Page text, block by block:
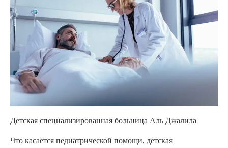
Детская специализированная больница Аль Джалила
Что касается педиатрической помощи, детская